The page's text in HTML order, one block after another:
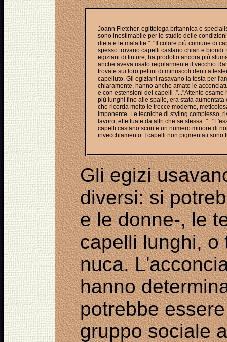
Joann Fletcher, egittologa britannica e
sono inestimabile per lo studio delle
dieta e le malattie ". "Il colore più comune di
spesso trovano capelli castano chiari e
egiziani di tinture, ha prodotto ancora più
anche aveva usato regolarmente il vecchio
trovate sui loro pettini di minuscoli denti
capelluto. Gli egiziani rasavano la testa per
chiaramente, hanno anche amato le
e con estensioni dei capelli .”..."Attento
più lunghi fino alle spalle, era stata
che ricorda molto le trecce moderne,
imponente. Le tecniche di styling complesso,
lavoro, effettuate da altri che se stessa
capelli castano scuri e un numero minore di
invecchiamento. I capelli non pigmentati
Gli egizi
diversi: si
e le donne-, le
capelli lunghi, o
nuca.
hanno
potrebbe
gruppo sociale